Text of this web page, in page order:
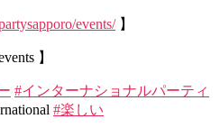
events/】
】
#インターナショナルパーティ
#楽しい